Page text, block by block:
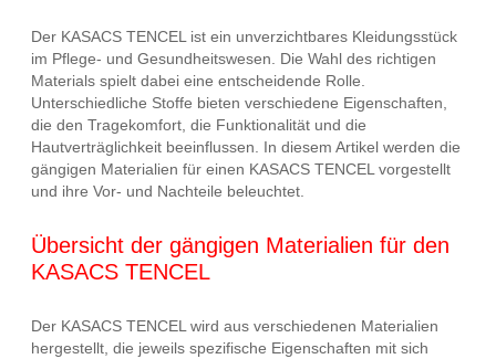
Der KASACS TENCEL ist ein unverzichtbares Kleidungsstück
im Pflege- und Gesundheitswesen. Die Wahl des richtigen
Materials spielt dabei eine entscheidende Rolle.
Unterschiedliche Stoffe bieten verschiedene Eigenschaften,
die den Tragekomfort, die Funktionalität und die
Hautverträglichkeit beeinflussen. In diesem Artikel werden die
gängigen Materialien für einen KASACS TENCEL vorgestellt
und ihre Vor- und Nachteile beleuchtet.
Übersicht der gängigen Materialien für den
KASACS TENCEL
Der KASACS TENCEL wird aus verschiedenen Materialien
hergestellt, die jeweils spezifische Eigenschaften mit sich